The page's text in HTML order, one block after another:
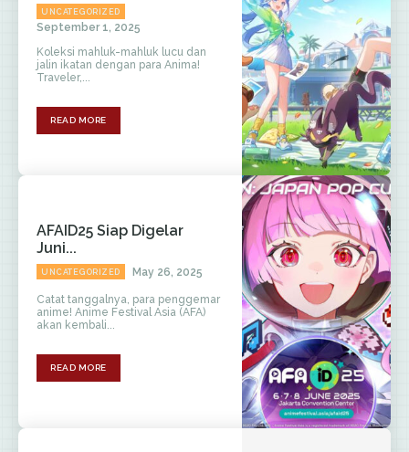
UNCATEGORIZED
September 1, 2025
Koleksi mahluk-mahluk lucu dan
jalin ikatan dengan para Anima!
Traveler,...
READ MORE
AFAID25 Siap Digelar
Juni...
UNCATEGORIZED May 26, 2025
Catat tanggalnya, para penggemar
anime! Anime Festival Asia (AFA)
akan kembali...
READ MORE